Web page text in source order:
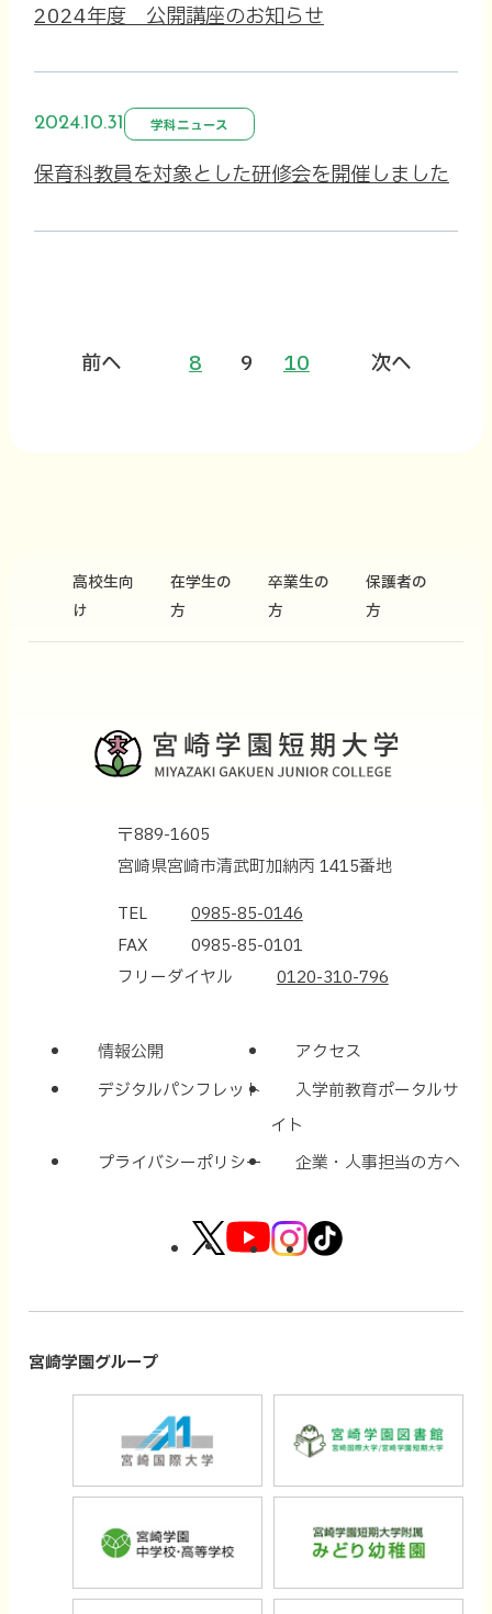
2024年度 公開講座のお知らせ
2024.10.31 学科ニュース
保育科教員を対象とした研修会を開催しました
前へ 8 9 10 次へ
高校生向
け
在学生の
方
卒業生の
方
保護者の
方
〒889-1605
宮崎県宮崎市清武町加納丙 1415番地
TEL
0985-85-0146
FAX
0985-85-0101
フリーダイヤル
0120-310-796
情報公開
アクセス
デジタルパンフレット
入学前教育ポータルサ
イト
プライバシーポリシー
企業・人事担当の方へ
外
ト
を
別
ウ
ド
外
ト
ウ
ド
外
ト
ウ
ド
外
ト
を
別
ウ
イ
ド
宮崎学園グループ
サ
を
サ
を
サ
サ